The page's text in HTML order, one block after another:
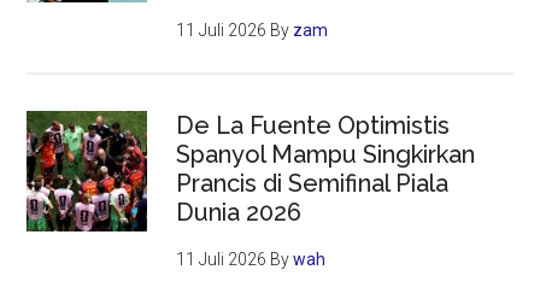
11 Juli 2026 By zam
De La Fuente Optimistis
Spanyol Mampu Singkirkan
Prancis di Semifinal Piala
Dunia 2026
11 Juli 2026 Bywah